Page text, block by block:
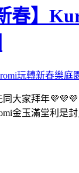
春】
大家拜年
金玉滿堂利是